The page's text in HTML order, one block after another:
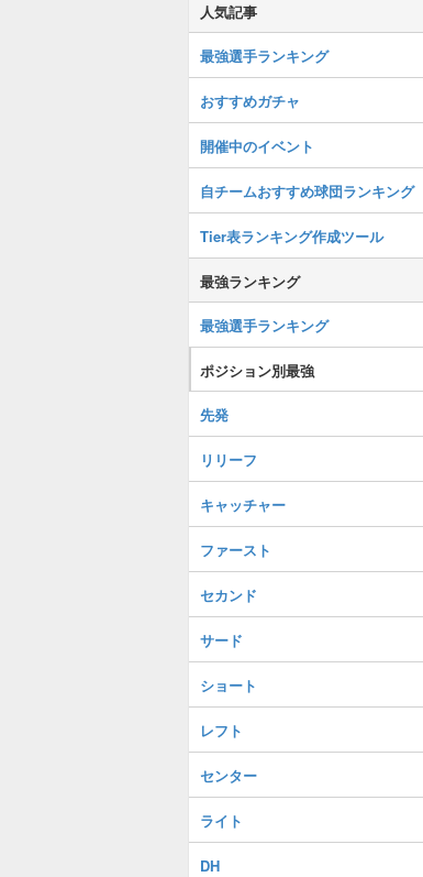
人気記事
最強選手ランキング
おすすめガチャ
開催中のイベント
自チームおすすめ球団ランキング
Tier表ランキング作成ツール
最強ランキング
最強選手ランキング
ポジション別最強
先発
リリーフ
キャッチャー
ファースト
セカンド
サード
ショート
レフト
センター
ライト
DH